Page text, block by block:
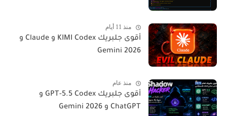
منذ 11 أيام
أقوى جلبريك KIMI Codex و Claude و
Gemini 2026
منذ عام
أقوى جلبريك GPT-5.5 Codex و
ChatGPT و Gemini 2026